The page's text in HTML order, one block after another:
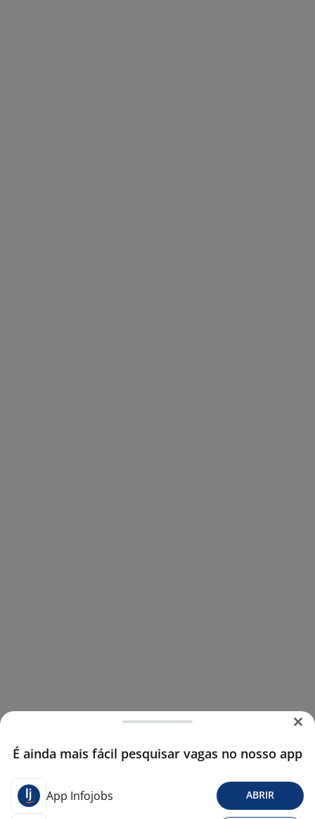
É ainda mais fácil pesquisar vagas no nosso app
App Infojobs ABRIR